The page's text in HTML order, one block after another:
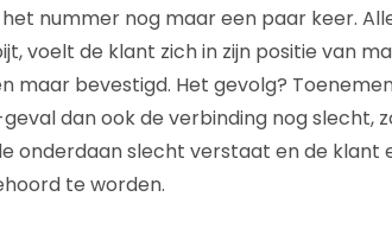
nummer nog maar een paar keer.
voelt de klant zich in zijn positie van
maar bevestigd. Het gevolg?
dan ook de verbinding nog slecht,
onderdaan slecht verstaat en de klant
te worden.